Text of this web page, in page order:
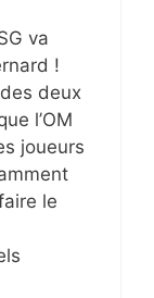
va
!
deux
l’OM
joueurs
le